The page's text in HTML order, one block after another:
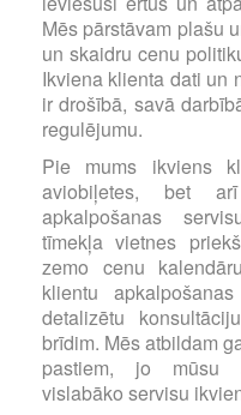
Mēs pārstāvam plašu
un skaidru cenu
Ikviena klienta dati un
ir drošībā, savā
regulējumu.
Pie mums ikviens
aviobiļetes, bet
apkalpošanas
tīmekļa vietnes
zemo cenu
klientu
detalizētu
brīdim. Mēs atbildam
pastiem, jo mūsu
vislabāko servisu